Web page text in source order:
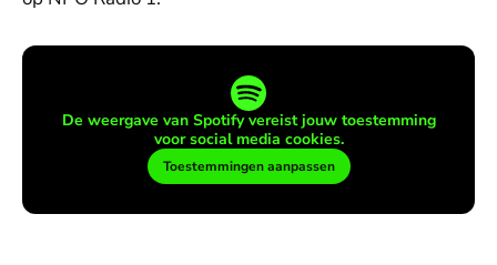
De weergave van Spotify vereist jouw toestemming
voor social media cookies.
Toestemmingen aanpassen